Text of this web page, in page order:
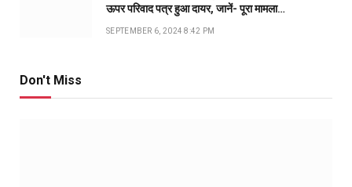
ऊपर परिवाद पत्र हुआ दायर, जानें- पूरा मामला…
SEPTEMBER 6, 2024 8:42 PM
Don't Miss